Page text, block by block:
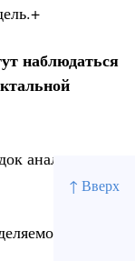
↑ Вверх
наблюдаться
анального
из